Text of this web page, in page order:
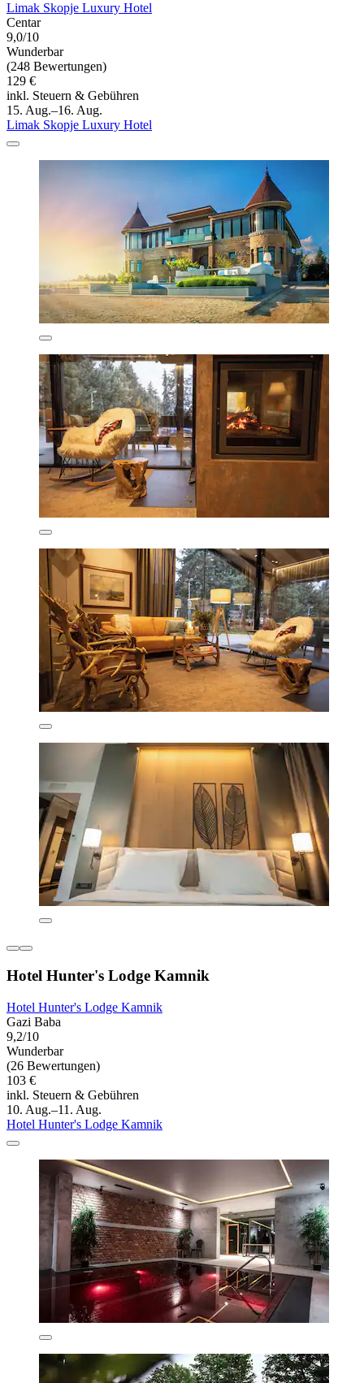
Limak Skopje Luxury Hotel
Centar
9,0/10
Wunderbar
(248 Bewertungen)
129 €
inkl. Steuern & Gebühren
15. Aug.–16. Aug.
Limak Skopje Luxury Hotel
Hotel Hunter's Lodge Kamnik
Hotel Hunter's Lodge Kamnik
Gazi Baba
9,2/10
Wunderbar
(26 Bewertungen)
103 €
inkl. Steuern & Gebühren
10. Aug.–11. Aug.
Hotel Hunter's Lodge Kamnik